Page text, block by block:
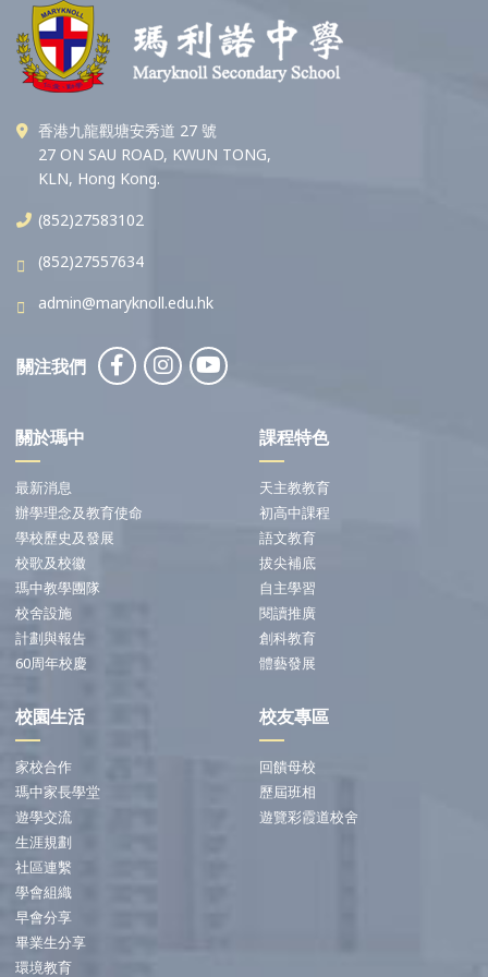
香港九龍觀塘安秀道 27 號
27 ON SAU ROAD, KWUN TONG,
KLN, Hong Kong.
(852)27583102
(852)27557634
admin@maryknoll.edu.hk
關注我們
關於瑪中
最新消息
辦學理念及教育使命
學校歷史及發展
校歌及校徽
瑪中教學團隊
校舍設施
計劃與報告
60周年校慶
課程特色
天主教教育
初高中課程
語文教育
拔尖補底
自主學習
閱讀推廣
創科教育
體藝發展
校園生活
家校合作
瑪中家長學堂
遊學交流
生涯規劃
社區連繫
學會組織
早會分享
畢業生分享
環境教育
校友專區
回饋母校
歷屆班相
遊覽彩霞道校舍